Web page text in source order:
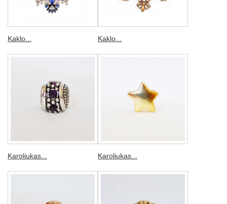
Kaklo... Kaklo...
Karoliukas... Karoliukas...